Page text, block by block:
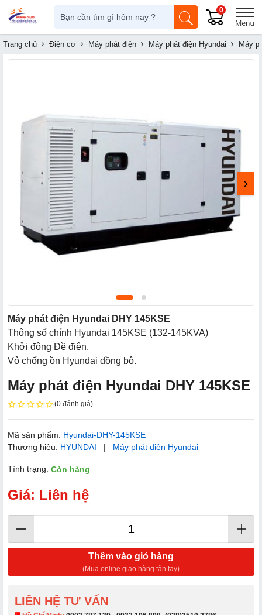
0
Trang chủ Điện cơ Máy phát điện Máy phát điện Hyundai Máy
Máy phát điện Hyundai DHY 145KSE
Thông số chính Hyundai 145KSE (132-145KVA)
Khởi động Đề điện.
Vỏ chống ồn Hyundai đồng bộ.
Máy phát điện Hyundai DHY 145KSE
(0 đánh giá)
Mã sản phẩm: Hyundai-DHY-145KSE
Thương hiệu: HYUNDAI | Máy phát điện Hyundai
Tình trạng: Còn hàng
Giá: Liên hệ
Thêm vào giỏ hàng
(Mua online giao hàng tận tay)
LIÊN HỆ TƯ VẤN